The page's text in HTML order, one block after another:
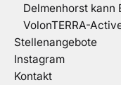
Delmenhorst kann
VolonTERRA-
Stellenangebote
Instagram
Kontakt